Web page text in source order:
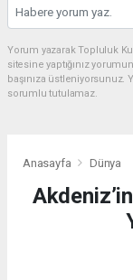
Yorum yazarak Topluluk
sitesine yaptığınız
başınıza
sorumlu tutulamaz.
Anasayfa Dünya